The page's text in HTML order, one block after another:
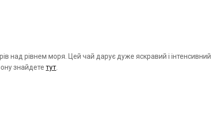
над рівнем моря. Цей чай дарує дуже яскравий і інтенсивний
знайдете тут